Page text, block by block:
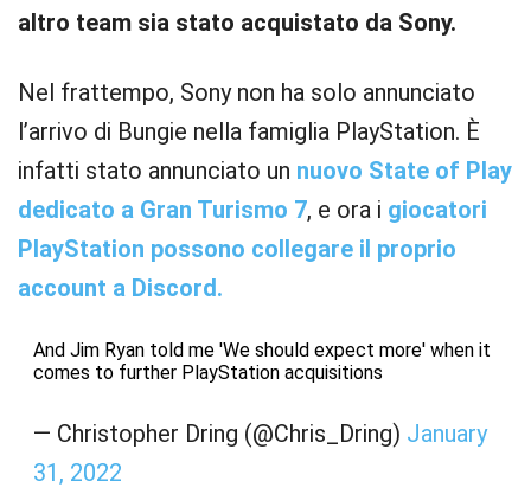
altro team sia stato acquistato da Sony.
Nel frattempo, Sony non ha solo annunciato
l’arrivo di Bungie nella famiglia PlayStation. È
infatti stato annunciato un nuovo State of Play
dedicato a Gran Turismo 7, e ora i giocatori
PlayStation possono collegare il proprio
account a Discord.
And Jim Ryan told me 'We should expect more' when it
comes to further PlayStation acquisitions
— Christopher Dring (@Chris_Dring) January
31, 2022